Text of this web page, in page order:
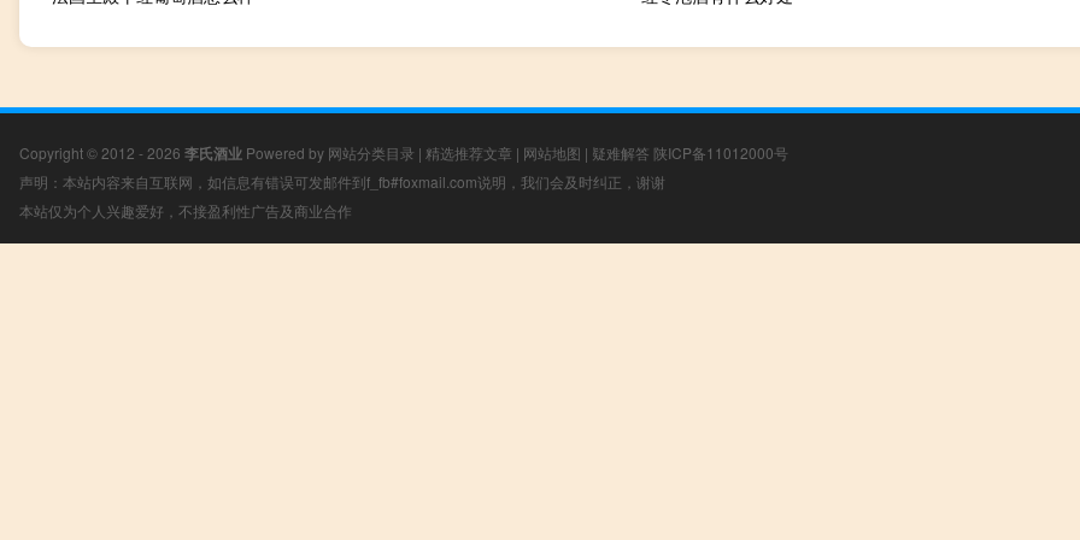
Copyright © 2012 - 2026 李氏酒业 Powered by 网站分类目录 | 精选推荐文章 | 网站地图 | 疑难解答 陕ICP备11012000号
声明：本站内容来自互联网，如信息有错误可发邮件到f_fb#foxmail.com说明，我们会及时纠正，谢谢
本站仅为个人兴趣爱好，不接盈利性广告及商业合作